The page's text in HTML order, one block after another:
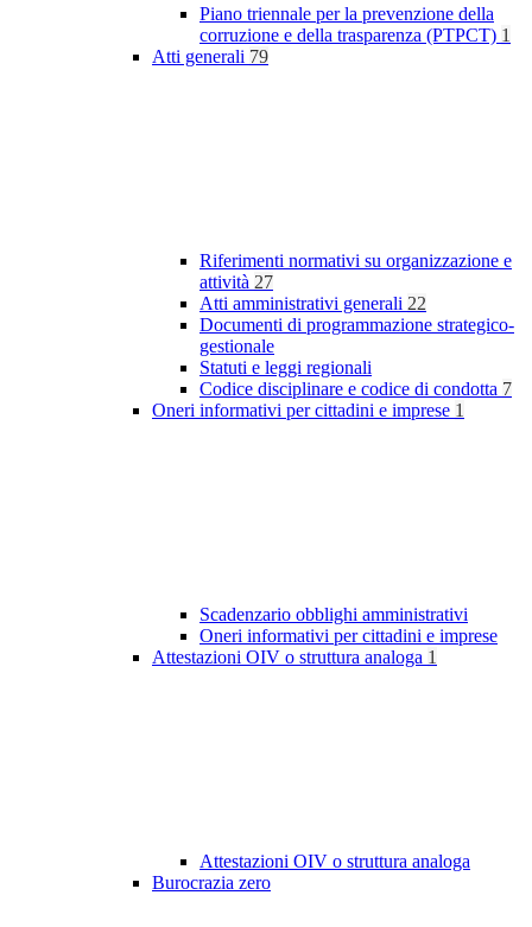
Piano triennale per la prevenzione della
corruzione e della trasparenza (PTPCT) 1
Atti generali 79
Riferimenti normativi su organizzazione e
attività 27
Atti amministrativi generali 22
Documenti di programmazione strategico-
gestionale
Statuti e leggi regionali
Codice disciplinare e codice di condotta 7
Oneri informativi per cittadini e imprese 1
Scadenzario obblighi amministrativi
Oneri informativi per cittadini e imprese
Attestazioni OIV o struttura analoga 1
Attestazioni OIV o struttura analoga
Burocrazia zero